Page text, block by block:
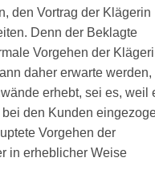
den Vortrag der Klägerin
Denn der Beklagte
Vorgehen der
daher erwarte werden,
erhebt, sei es, weil
den Kunden
Vorgehen der
in erheblicher Weise